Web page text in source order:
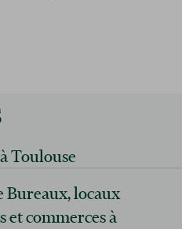
Toulouse
Bureaux, locaux
et commerces à